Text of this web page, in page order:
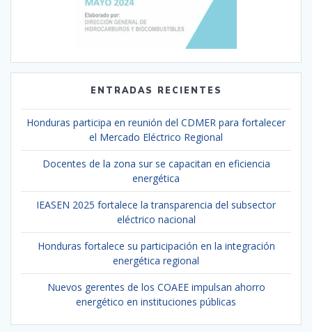
ENTRADAS RECIENTES
Honduras participa en reunión del CDMER para fortalecer
el Mercado Eléctrico Regional
Docentes de la zona sur se capacitan en eficiencia
energética
IEASEN 2025 fortalece la transparencia del subsector
eléctrico nacional
Honduras fortalece su participación en la integración
energética regional
Nuevos gerentes de los COAEE impulsan ahorro
energético en instituciones públicas